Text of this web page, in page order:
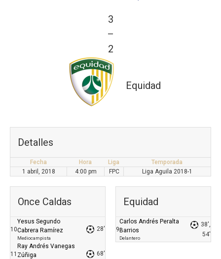
3
—
2
Equidad
Detalles
Fecha Hora Liga
Temporada
1 abril, 2018
4:00 pm FPC Liga Aguila 2018-1
Once Caldas
10
Yesus Segundo
Cabrera Ramírez
Mediocampista
28'
11
Ray Andrés Vanegas
Zúñiga
68'
Equidad
9
Carlos Andrés Peralta
Barrios
Delantero
38',
54'